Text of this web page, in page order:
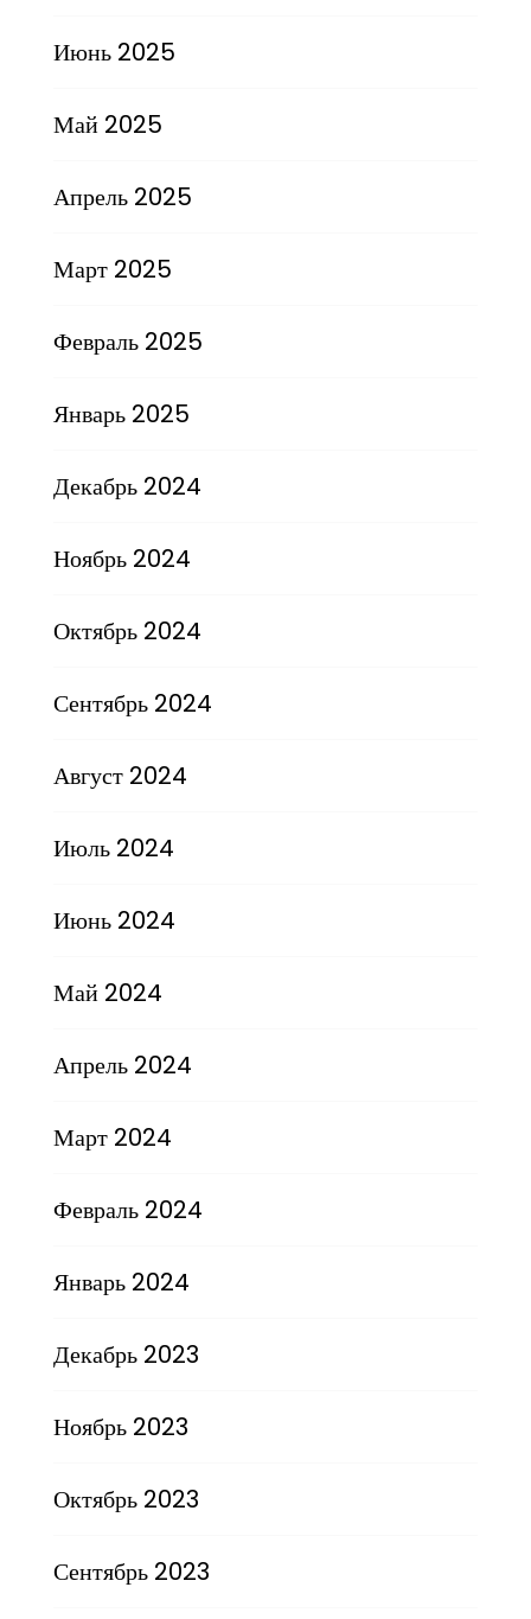
Июнь 2025
Май 2025
Апрель 2025
Март 2025
Февраль 2025
Январь 2025
Декабрь 2024
Ноябрь 2024
Октябрь 2024
Сентябрь 2024
Август 2024
Июль 2024
Июнь 2024
Май 2024
Апрель 2024
Март 2024
Февраль 2024
Январь 2024
Декабрь 2023
Ноябрь 2023
Октябрь 2023
Сентябрь 2023